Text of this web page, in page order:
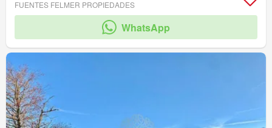
FUENTES FELMER PROPIEDADES
WhatsApp